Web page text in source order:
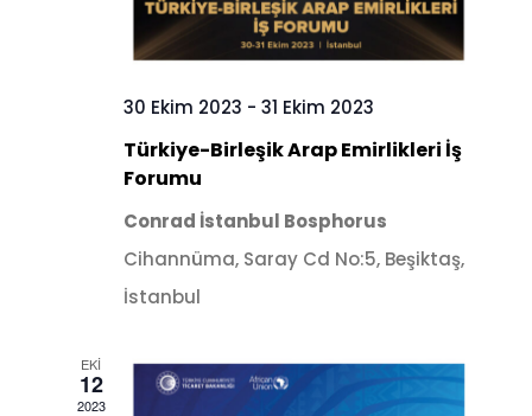
30 Ekim 2023 - 31 Ekim 2023
Türkiye-Birleşik Arap Emirlikleri İş
Forumu
Conrad İstanbul Bosphorus
Cihannüma, Saray Cd No:5, Beşiktaş,
İstanbul
EKI
12
2023